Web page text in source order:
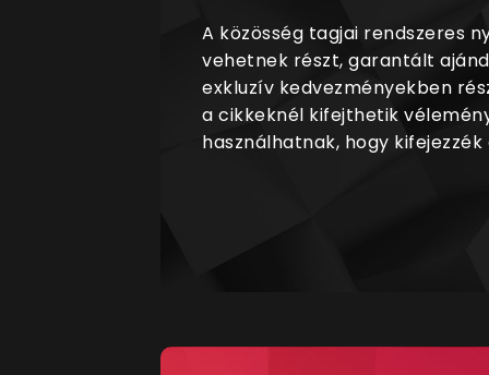
A közösség tagjai rendszeres
vehetnek részt, garantált
exkluzív kedvezményekben
a cikkeknél kifejthetik
használhatnak, hogy